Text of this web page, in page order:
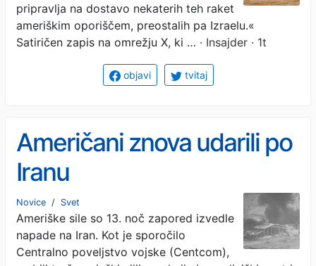
pripravlja na dostavo nekaterih teh raket
ameriškim oporiščem, preostalih pa Izraelu.«
Satiričen zapis na omrežju X, ki … · Insajder · 1t
objavi tvitaj
Američani znova udarili po
Iranu
Novice / Svet
Ameriške sile so 13. noč zapored izvedle
napade na Iran. Kot je sporočilo
Centralno poveljstvo vojske (Centcom),